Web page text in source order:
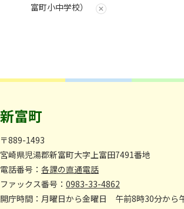
富町小中学校）
新富町
〒889-1493
宮崎県児湯郡新富町大字上富田7491番地
電話番号： 各課の直通電話
ファックス番号： 0983-33-4862
開庁時間：月曜日から金曜日 午前8時30分から